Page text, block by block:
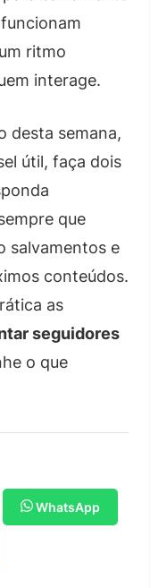
ritmo
interage.
desta semana,
útil, faça dois
que
salvamentos e
conteúdos.
as
seguidores
o que
WhatsApp